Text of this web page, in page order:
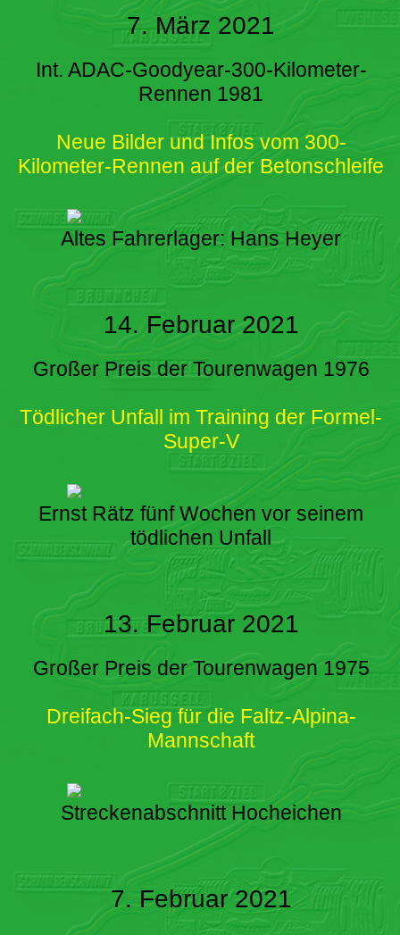
7. März 2021
Int. ADAC-Goodyear-300-Kilometer-
Rennen 1981
Neue Bilder und Infos vom 300-
Kilometer-Rennen auf der Betonschleife
Altes Fahrerlager: Hans Heyer
14. Februar 2021
Großer Preis der Tourenwagen 1976
Tödlicher Unfall im Training der Formel-
Super-V
Ernst Rätz fünf Wochen vor seinem
tödlichen Unfall
13. Februar 2021
Großer Preis der Tourenwagen 1975
Dreifach-Sieg für die Faltz-Alpina-
Mannschaft
Streckenabschnitt Hocheichen
7. Februar 2021